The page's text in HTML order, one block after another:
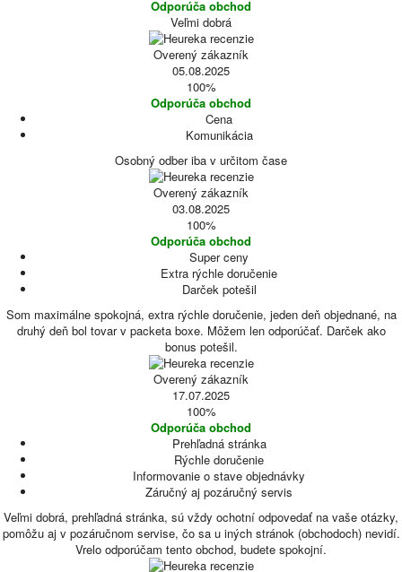
Odporúča obchod
Veľmi dobrá
Overený zákazník
05.08.2025
100%
Odporúča obchod
Cena
Komunikácia
Osobný odber iba v určitom čase
Overený zákazník
03.08.2025
100%
Odporúča obchod
Super ceny
Extra rýchle doručenie
Darček potešil
Som maximálne spokojná, extra rýchle doručenie, jeden deň objednané, na
druhý deň bol tovar v packeta boxe. Môžem len odporúčať. Darček ako
bonus potešil.
Overený zákazník
17.07.2025
100%
Odporúča obchod
Prehľadná stránka
Rýchle doručenie
Informovanie o stave objednávky
Záručný aj pozáručný servis
Veľmi dobrá, prehľadná stránka, sú vždy ochotní odpovedať na vaše otázky,
pomôžu aj v pozáručnom servise, čo sa u iných stránok (obchodoch) nevidí.
Vrelo odporúčam tento obchod, budete spokojní.